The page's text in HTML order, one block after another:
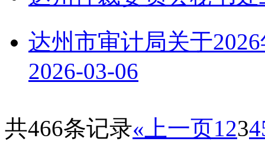
达州市审计局关于
2026-03-06
共466条记录«上一页1234